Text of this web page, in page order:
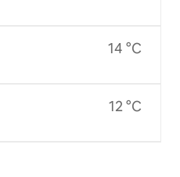
14 °C
12 °C